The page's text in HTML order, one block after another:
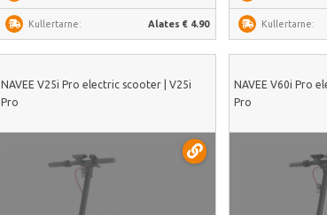
Kullertarne: Alates € 4.90 Kullertarne:
NAVEE V25i Pro electric scooter | V25i
Pro
NAVEE V60i Pro
Pro